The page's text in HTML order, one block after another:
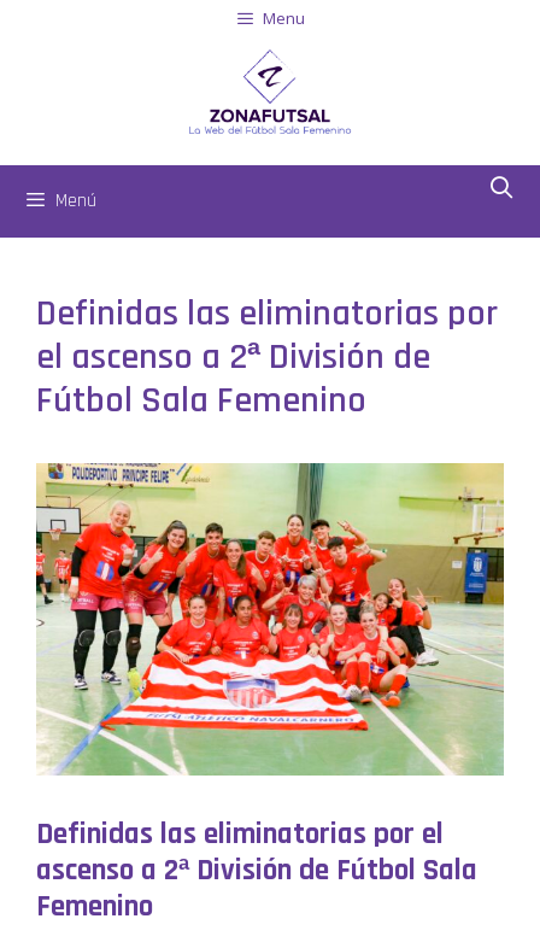
Menu
Menú
Definidas las eliminatorias por
el ascenso a 2ª División de
Fútbol Sala Femenino
Definidas las eliminatorias por el
ascenso a 2ª División de Fútbol Sala
Femenino